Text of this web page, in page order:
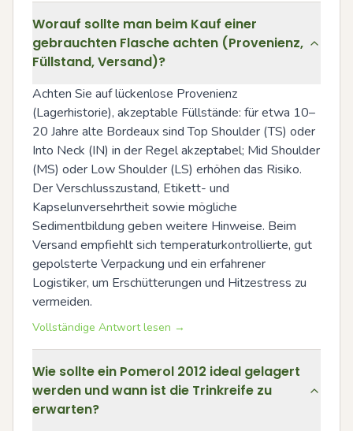
Worauf sollte man beim Kauf einer
gebrauchten Flasche achten (Provenienz,
Füllstand, Versand)?
Achten Sie auf lückenlose Provenienz
(Lagerhistorie), akzeptable Füllstände: für etwa 10–
20 Jahre alte Bordeaux sind Top Shoulder (TS) oder
Into Neck (IN) in der Regel akzeptabel; Mid Shoulder
(MS) oder Low Shoulder (LS) erhöhen das Risiko.
Der Verschlusszustand, Etikett- und
Kapselunversehrtheit sowie mögliche
Sedimentbildung geben weitere Hinweise. Beim
Versand empfiehlt sich temperaturkontrollierte, gut
gepolsterte Verpackung und ein erfahrener
Logistiker, um Erschütterungen und Hitzestress zu
vermeiden.
Vollständige Antwort lesen →
Wie sollte ein Pomerol 2012 ideal gelagert
werden und wann ist die Trinkreife zu
erwarten?